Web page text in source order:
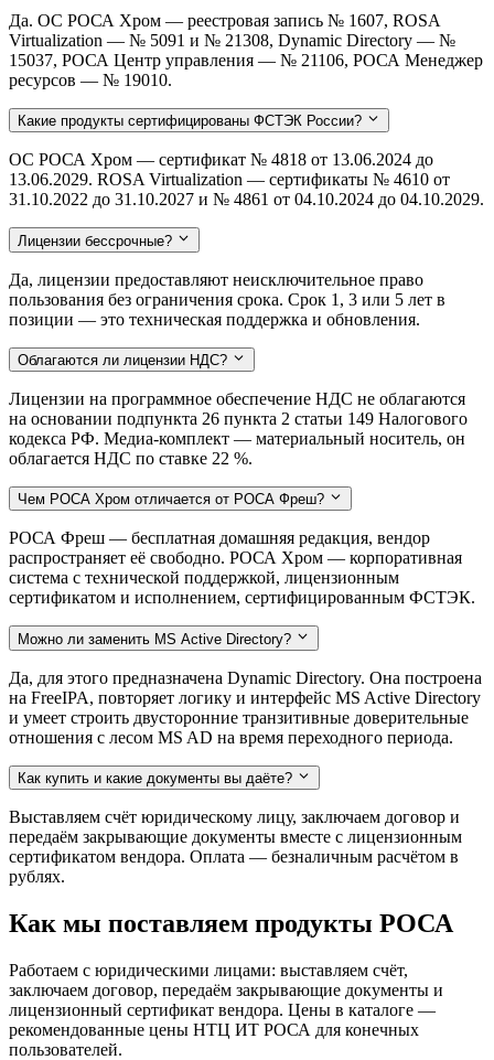
Да. ОС РОСА Хром — реестровая запись № 1607, ROSA
Virtualization — № 5091 и № 21308, Dynamic Directory — №
15037, РОСА Центр управления — № 21106, РОСА Менеджер
ресурсов — № 19010.
Какие продукты сертифицированы ФСТЭК России?
ОС РОСА Хром — сертификат № 4818 от 13.06.2024 до
13.06.2029. ROSA Virtualization — сертификаты № 4610 от
31.10.2022 до 31.10.2027 и № 4861 от 04.10.2024 до 04.10.2029.
Лицензии бессрочные?
Да, лицензии предоставляют неисключительное право
пользования без ограничения срока. Срок 1, 3 или 5 лет в
позиции — это техническая поддержка и обновления.
Облагаются ли лицензии НДС?
Лицензии на программное обеспечение НДС не облагаются
на основании подпункта 26 пункта 2 статьи 149 Налогового
кодекса РФ. Медиа-комплект — материальный носитель, он
облагается НДС по ставке 22 %.
Чем РОСА Хром отличается от РОСА Фреш?
РОСА Фреш — бесплатная домашняя редакция, вендор
распространяет её свободно. РОСА Хром — корпоративная
система с технической поддержкой, лицензионным
сертификатом и исполнением, сертифицированным ФСТЭК.
Можно ли заменить MS Active Directory?
Да, для этого предназначена Dynamic Directory. Она построена
на FreeIPA, повторяет логику и интерфейс MS Active Directory
и умеет строить двусторонние транзитивные доверительные
отношения с лесом MS AD на время переходного периода.
Как купить и какие документы вы даёте?
Выставляем счёт юридическому лицу, заключаем договор и
передаём закрывающие документы вместе с лицензионным
сертификатом вендора. Оплата — безналичным расчётом в
рублях.
Как мы поставляем продукты РОСА
Работаем с юридическими лицами: выставляем счёт,
заключаем договор, передаём закрывающие документы и
лицензионный сертификат вендора. Цены в каталоге —
рекомендованные цены НТЦ ИТ РОСА для конечных
пользователей.